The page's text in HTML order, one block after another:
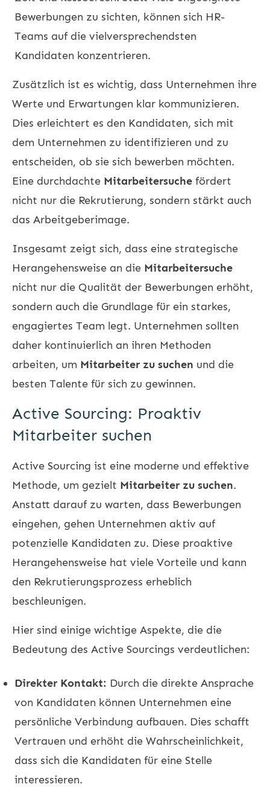
Bewerbungen zu sichten, können sich HR-
Teams auf die vielversprechendsten
Kandidaten konzentrieren.
Zusätzlich ist es wichtig, dass Unternehmen ihre
Werte und Erwartungen klar kommunizieren.
Dies erleichtert es den Kandidaten, sich mit
dem Unternehmen zu identifizieren und zu
entscheiden, ob sie sich bewerben möchten.
Eine durchdachte Mitarbeitersuche fördert
nicht nur die Rekrutierung, sondern stärkt auch
das Arbeitgeberimage.
Insgesamt zeigt sich, dass eine strategische
Herangehensweise an die Mitarbeitersuche
nicht nur die Qualität der Bewerbungen erhöht,
sondern auch die Grundlage für ein starkes,
engagiertes Team legt. Unternehmen sollten
daher kontinuierlich an ihren Methoden
arbeiten, um Mitarbeiter zu suchen und die
besten Talente für sich zu gewinnen.
Active Sourcing: Proaktiv
Mitarbeiter suchen
Active Sourcing ist eine moderne und effektive
Methode, um gezielt Mitarbeiter zu suchen.
Anstatt darauf zu warten, dass Bewerbungen
eingehen, gehen Unternehmen aktiv auf
potenzielle Kandidaten zu. Diese proaktive
Herangehensweise hat viele Vorteile und kann
den Rekrutierungsprozess erheblich
beschleunigen.
Hier sind einige wichtige Aspekte, die die
Bedeutung des Active Sourcings verdeutlichen:
Direkter Kontakt: Durch die direkte Ansprache
von Kandidaten können Unternehmen eine
persönliche Verbindung aufbauen. Dies schafft
Vertrauen und erhöht die Wahrscheinlichkeit,
dass sich die Kandidaten für eine Stelle
interessieren.